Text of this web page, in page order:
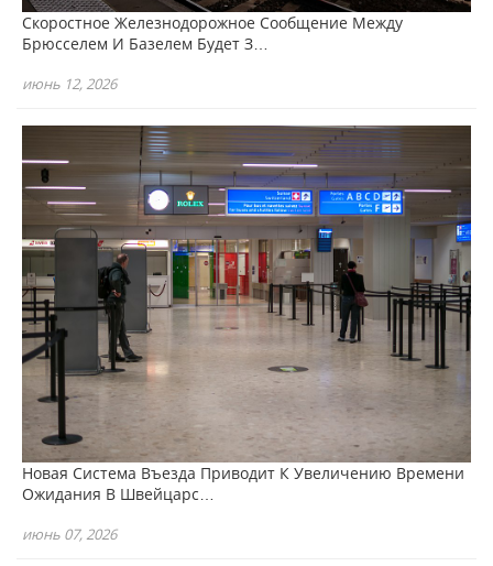
Скоростное Железнодорожное Сообщение Между
Брюсселем И Базелем Будет З…
июнь 12, 2026
Новая Система Въезда Приводит К Увеличению Времени
Ожидания В Швейцарс…
июнь 07, 2026